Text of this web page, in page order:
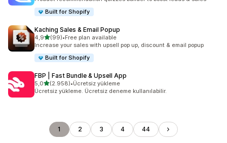
Built for Shopify
Kaching Sales & Email Popup
4,95 yıldız üzerinden
(99)
toplam 99 değerlendirme
•Free plan available
Increase your sales with upsell pop up, discount & email popup
Built for Shopify
FBP | Fast Bundle & Upsell App
5,05 yıldız üzerinden
(2.958)
toplam 2958 değerlendirme
•Ücretsiz yükleme
Ücretsiz yükleme. Ücretsiz deneme kullanılabilir.
1 2 3 4 44